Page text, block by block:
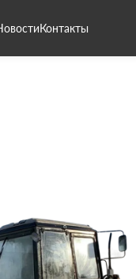
Контакты